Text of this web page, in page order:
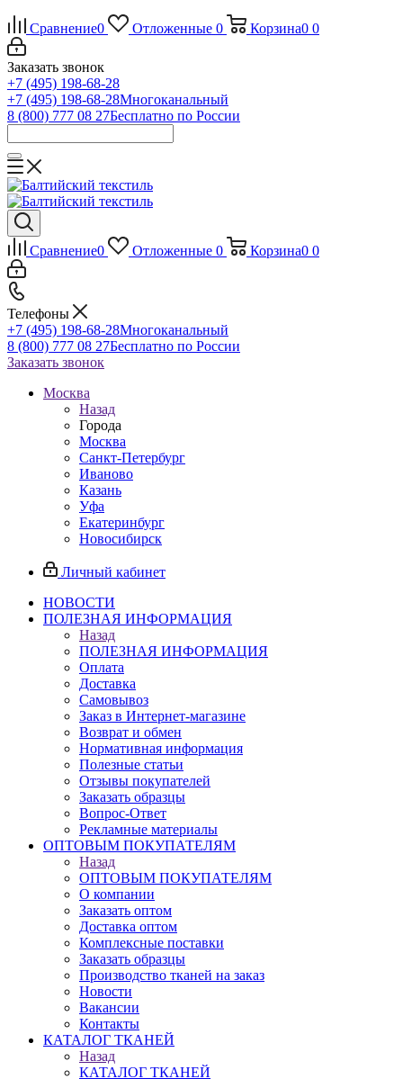
Сравнение0 Отложенные 0 Корзина0 0
Заказать звонок
+7 (495) 198-68-28
+7 (495) 198-68-28Многоканальный
8 (800) 777 08 27Бесплатно по России
Сравнение0 Отложенные 0 Корзина0 0
Телефоны
+7 (495) 198-68-28Многоканальный
8 (800) 777 08 27Бесплатно по России
Заказать звонок
Москва
Назад
Города
Москва
Санкт-Петербург
Иваново
Казань
Уфа
Екатеринбург
Новосибирск
Личный кабинет
НОВОСТИ
ПОЛЕЗНАЯ ИНФОРМАЦИЯ
Назад
ПОЛЕЗНАЯ ИНФОРМАЦИЯ
Оплата
Доставка
Самовывоз
Заказ в Интернет-магазине
Возврат и обмен
Нормативная информация
Полезные статьи
Отзывы покупателей
Заказать образцы
Вопрос-Ответ
Рекламные материалы
ОПТОВЫМ ПОКУПАТЕЛЯМ
Назад
ОПТОВЫМ ПОКУПАТЕЛЯМ
О компании
Заказать оптом
Доставка оптом
Комплексные поставки
Заказать образцы
Производство тканей на заказ
Новости
Вакансии
Контакты
КАТАЛОГ ТКАНЕЙ
Назад
КАТАЛОГ ТКАНЕЙ